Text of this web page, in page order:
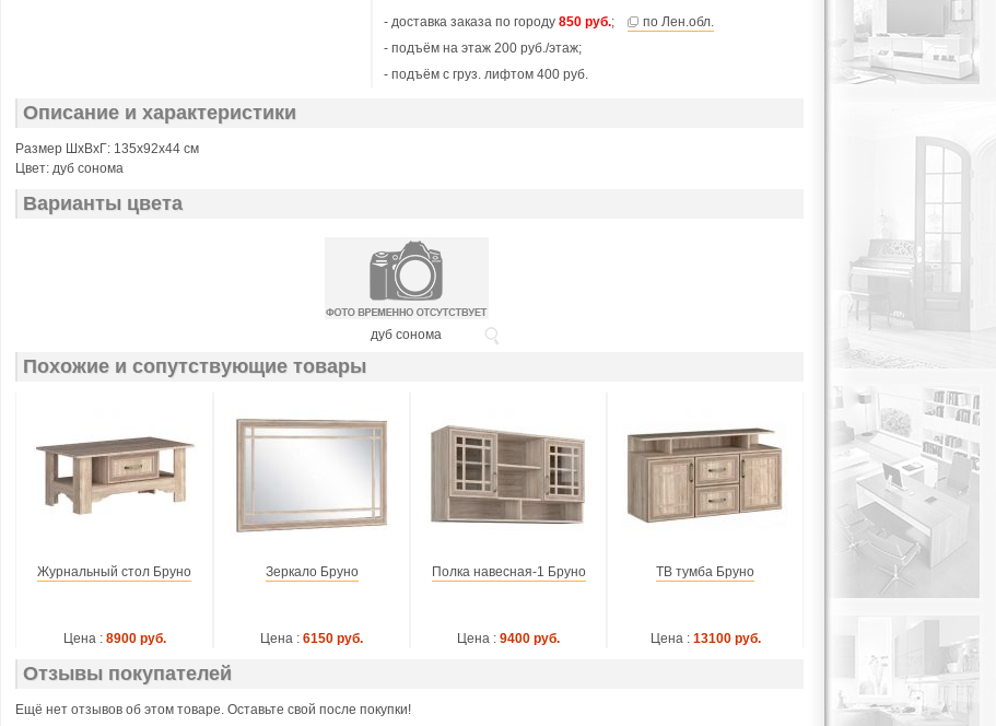
- доставка заказа по городу 850 руб.;
по Лен.обл.
- подъём на этаж 200 руб./этаж;
- подъём с груз. лифтом 400 руб.
Описание и характеристики
Размер ШхВхГ: 135х92х44 см
Цвет: дуб сонома
Варианты цвета
дуб сонома
Похожие и сопутствующие товары
Журнальный стол Бруно
Цена : 8900 руб.
Зеркало Бруно
Цена : 6150 руб.
Полка навесная-1 Бруно
Цена : 9400 руб.
ТВ тумба Бруно
Цена : 13100 руб.
Отзывы покупателей
Ещё нет отзывов об этом товаре. Оставьте свой после покупки!